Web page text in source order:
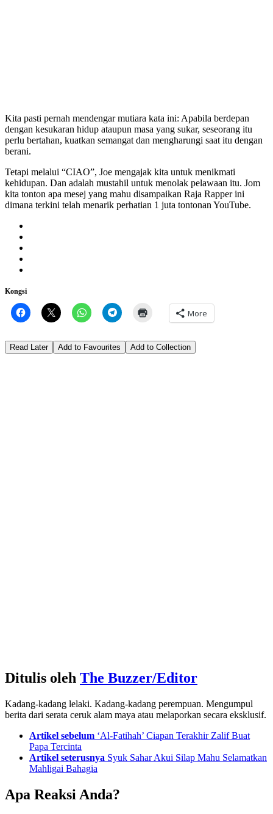
Kita pasti pernah mendengar mutiara kata ini: Apabila berdepan
dengan kesukaran hidup ataupun masa yang sukar, seseorang itu
perlu bertahan, kuatkan semangat dan mengharungi saat itu dengan
berani.
Tetapi melalui “CIAO”, Joe mengajak kita untuk menikmati
kehidupan. Dan adalah mustahil untuk menolak pelawaan itu. Jom
kita tonton apa mesej yang mahu disampaikan Raja Rapper ini
dimana terkini telah menarik perhatian 1 juta tontonan YouTube.
Kongsi
More
Read Later Add to Favourites Add to Collection
Ditulis oleh The Buzzer/Editor
Kadang-kadang lelaki. Kadang-kadang perempuan. Mengumpul
berita dari serata ceruk alam maya atau melaporkan secara eksklusif.
Artikel sebelum ‘Al-Fatihah’ Ciapan Terakhir Zalif Buat
Papa Tercinta
Artikel seterusnya Syuk Sahar Akui Silap Mahu Selamatkan
Mahligai Bahagia
Apa Reaksi Anda?